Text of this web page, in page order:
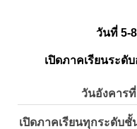
วันที่ 5-
เปิดภาคเรียนระดั
วันอังคาร
เปิดภาคเรียนทุกระดับ